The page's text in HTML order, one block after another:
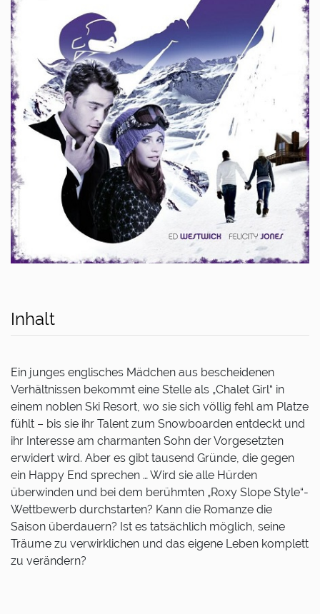
Inhalt
Ein junges englisches Mädchen aus bescheidenen
Verhältnissen bekommt eine Stelle als „Chalet Girl“ in
einem noblen Ski Resort, wo sie sich völlig fehl am Platze
fühlt – bis sie ihr Talent zum Snowboarden entdeckt und
ihr Interesse am charmanten Sohn der Vorgesetzten
erwidert wird. Aber es gibt tausend Gründe, die gegen
ein Happy End sprechen … Wird sie alle Hürden
überwinden und bei dem berühmten „Roxy Slope Style“-
Wettbewerb durchstarten? Kann die Romanze die
Saison überdauern? Ist es tatsächlich möglich, seine
Träume zu verwirklichen und das eigene Leben komplett
zu verändern?